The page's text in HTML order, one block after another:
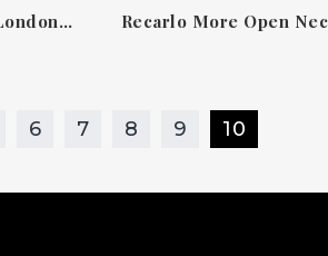
Recarlo More Open Necklace London Blue Topaz N86RI020/GTOL-OS
6 7 8 9 10